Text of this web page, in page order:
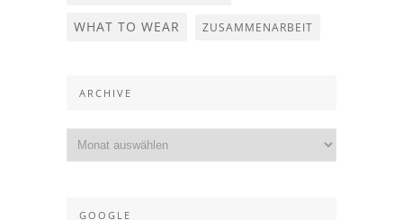
WHAT TO WEAR ZUSAMMENARBEIT
ARCHIVE
GOOGLE